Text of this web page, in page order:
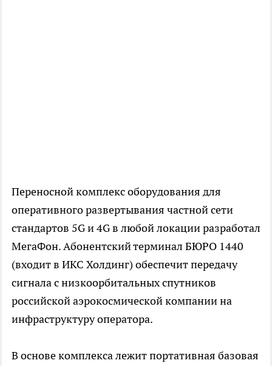
Переносной комплекс оборудования для
оперативного развертывания частной сети
стандартов 5G и 4G в любой локации разработал
МегаФон. Абонентский терминал БЮРО 1440
(входит в ИКС Холдинг) обеспечит передачу
сигнала с низкоорбитальных спутников
российской аэрокосмической компании на
инфраструктуру оператора.
В основе комплекса лежит портативная базовая